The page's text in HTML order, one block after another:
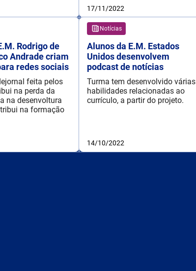
17/11/2022
Rodrigo de
Andrade criam
redes sociais
feita pelos
na perda da
na desenvoltura
na formação
Notícias
Alunos da E.M. Estados
Unidos desenvolvem
podcast de notícias
Turma tem desenvolvido várias
habilidades relacionadas ao
currículo, a partir do projeto.
14/10/2022